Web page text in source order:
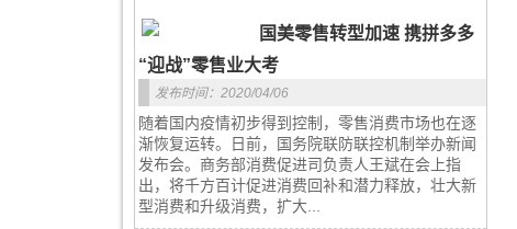
国美零售转型加速 携拼多多
“迎战”零售业大考
发布时间：2020/04/06
随着国内疫情初步得到控制，零售消费市场也在逐
渐恢复运转。日前，国务院联防联控机制举办新闻
发布会。商务部消费促进司负责人王斌在会上指
出，将千方百计促进消费回补和潜力释放，壮大新
型消费和升级消费，扩大...